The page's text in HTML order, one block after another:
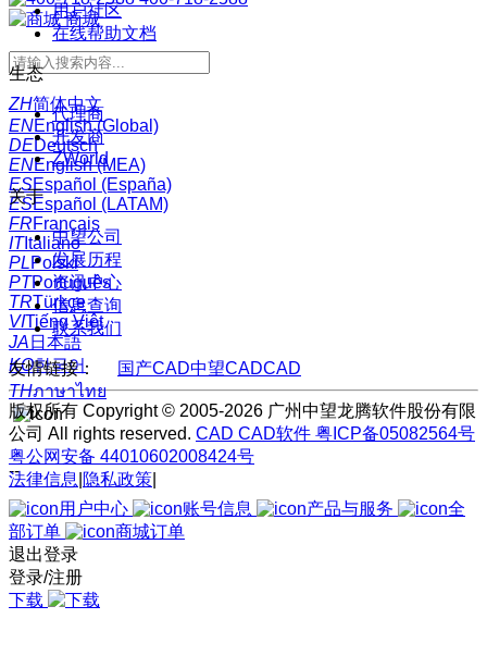
商城
ZH简体中文
ENEnglish (Global)
DEDeutsch
ENEnglish (MEA)
ESEspañol (España)
ESEspañol (LATAM)
FRFrançais
ITItaliano
PLPolski
PTPortuguês
TRTürkçe
VITiếng Việt
JA 日本語
KO한국어
THภาษาไทย
--
用户中心 账号信息 产品与服务
全
部订单
商城订单
退出登录
登录/注册
下载
用户社区
在线帮助文档
生态
代理商
开发商
ZWorld
关于
中望公司
发展历程
资讯中心
信息查询
联系我们
友情链接： 国产CAD中望CADCAD
版权所有 Copyright © 2005-2026 广州中望龙腾软件股份有限
公司 All rights reserved. CAD CAD软件 粤ICP备05082564号
粤公网安备 44010602008424号
法律信息 隐私政策